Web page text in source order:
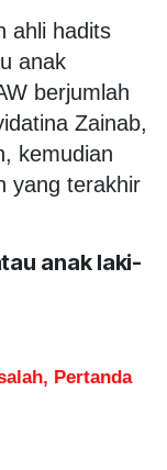
ahli hadits
anak
berjumlah
Zainab,
kemudian
yang terakhir
anak laki-
Pertanda